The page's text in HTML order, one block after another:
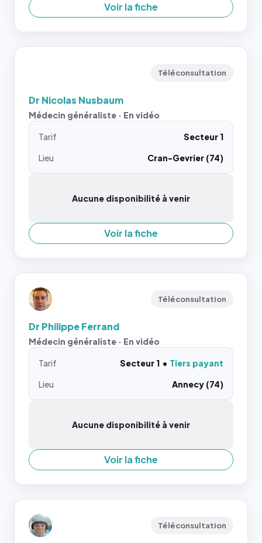
Voir la fiche
Téléconsultation
Dr Nicolas Nusbaum
Médecin généraliste · En vidéo
Tarif
Secteur 1
Lieu
Cran-Gevrier (74)
Aucune disponibilité à venir
Voir la fiche
Téléconsultation
Dr Philippe Ferrand
Médecin généraliste · En vidéo
Tarif Secteur 1
Tiers payant
Lieu
Annecy (74)
Aucune disponibilité à venir
Voir la fiche
Téléconsultation